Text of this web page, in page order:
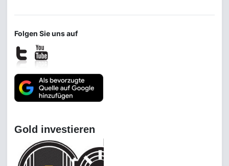
Folgen Sie uns auf
Gold investieren